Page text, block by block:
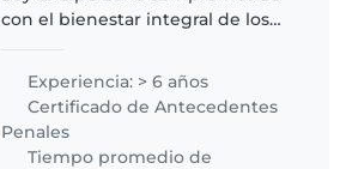
con el bienestar integral de los
cuidado infantil y formación en
desarrollo y estimulación
temprana. A lo largo de mi
camino..
Experiencia: > 6 años
Certificado de Antecedentes
Penales
Tiempo promedio de